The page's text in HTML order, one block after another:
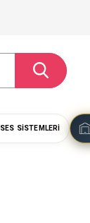
SES SISTEMLERI